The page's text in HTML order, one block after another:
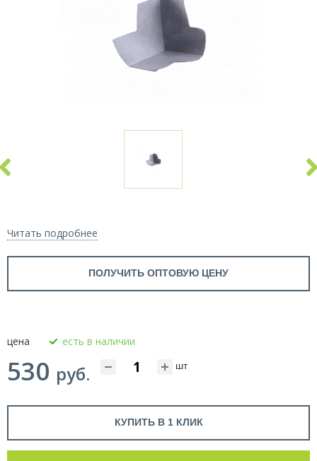
Читать подробнее
ПОЛУЧИТЬ ОПТОВУЮ ЦЕНУ
цена есть в наличии
530 руб. шт
КУПИТЬ В 1 КЛИК